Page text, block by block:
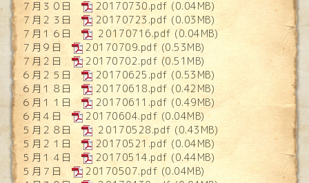
７月３０日
20170730.pdf (0.04MB)
７月２３日
20170723.pdf (0.03MB)
７月１６日
２0170716.pdf (0.04MB)
７月９日
20170709.pdf (0.53MB)
７月２日
20170702.pdf (0.51MB)
６月２５日
20170625.pdf (0.53MB)
６月１８日
20170618.pdf (0.42MB)
６月１１日
20170611.pdf (0.49MB)
６月４日
20170604.pdf (0.04MB)
５月２８日
２0170528.pdf (0.43MB)
５月２１日
20170521.pdf (0.04MB)
５月１４日
20170514.pdf (0.44MB)
５月７日
20170507.pdf (0.04MB)